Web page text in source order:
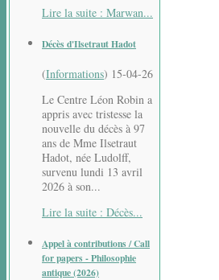
Lire la suite : Marwan...
Décès d'Ilsetraut Hadot
(Informations) 15-04-26
Le Centre Léon Robin a
appris avec tristesse la
nouvelle du décès à 97
ans de Mme Ilsetraut
Hadot, née Ludolff,
survenu lundi 13 avril
2026 à son...
Lire la suite : Décès...
Appel à contributions / Call
for papers - Philosophie
antique (2026)